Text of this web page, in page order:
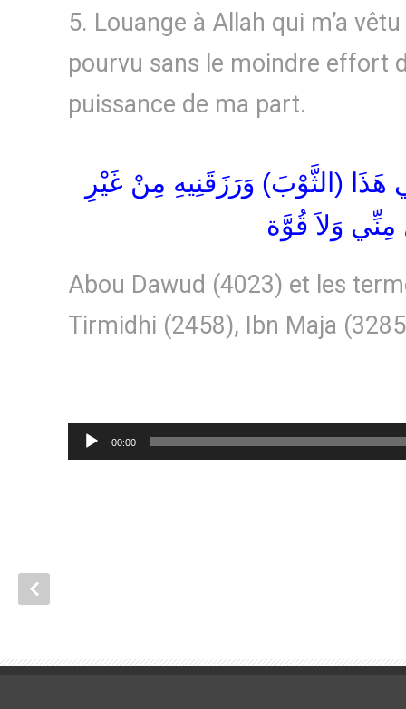
5. Louange à Allah qui m’a
pourvu sans le moindre effort
puissance de ma part.
هَذَا (الثَّوْبَ) وَرَزَقَنِيهِ مِنْ غَيْرِ
وَلاَ قُوَّة
Abou Dawud (4023) et les
Tirmidhi (2458), Ibn Maja
Lecteur
audio
00:00